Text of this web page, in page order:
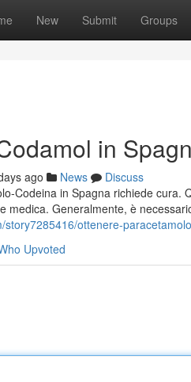
New Submit Groups
in
ago News
Discuss
Codeina in Spagna richiede
medica. Generalmente, è
story7285416/ottenere-
Upvoted